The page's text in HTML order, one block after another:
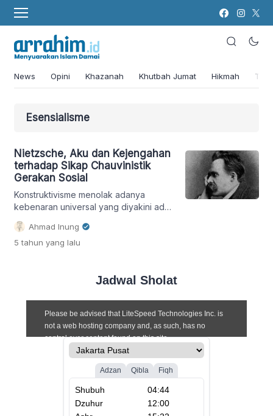
News Opini Khazanah Khutbah Jumat Hikmah
Esensialisme
Nietzsche, Aku dan Kejengahan
terhadap Sikap Chauvinistik
Gerakan Sosial
Konstruktivisme menolak adanya
kebenaran universal yang diyakini ada
begitu saja.
Ahmad Inung
5 tahun yang lalu
Jadwal Sholat